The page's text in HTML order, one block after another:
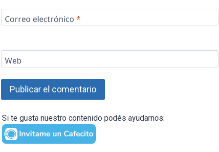
Correo electrónico *
Web
Si te gusta nuestro contenido podés ayudarnos: